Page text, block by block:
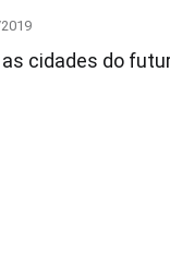
cidades do